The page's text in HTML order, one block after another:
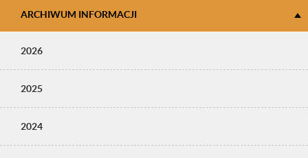
ARCHIWUM INFORMACJI
2026
2025
2024